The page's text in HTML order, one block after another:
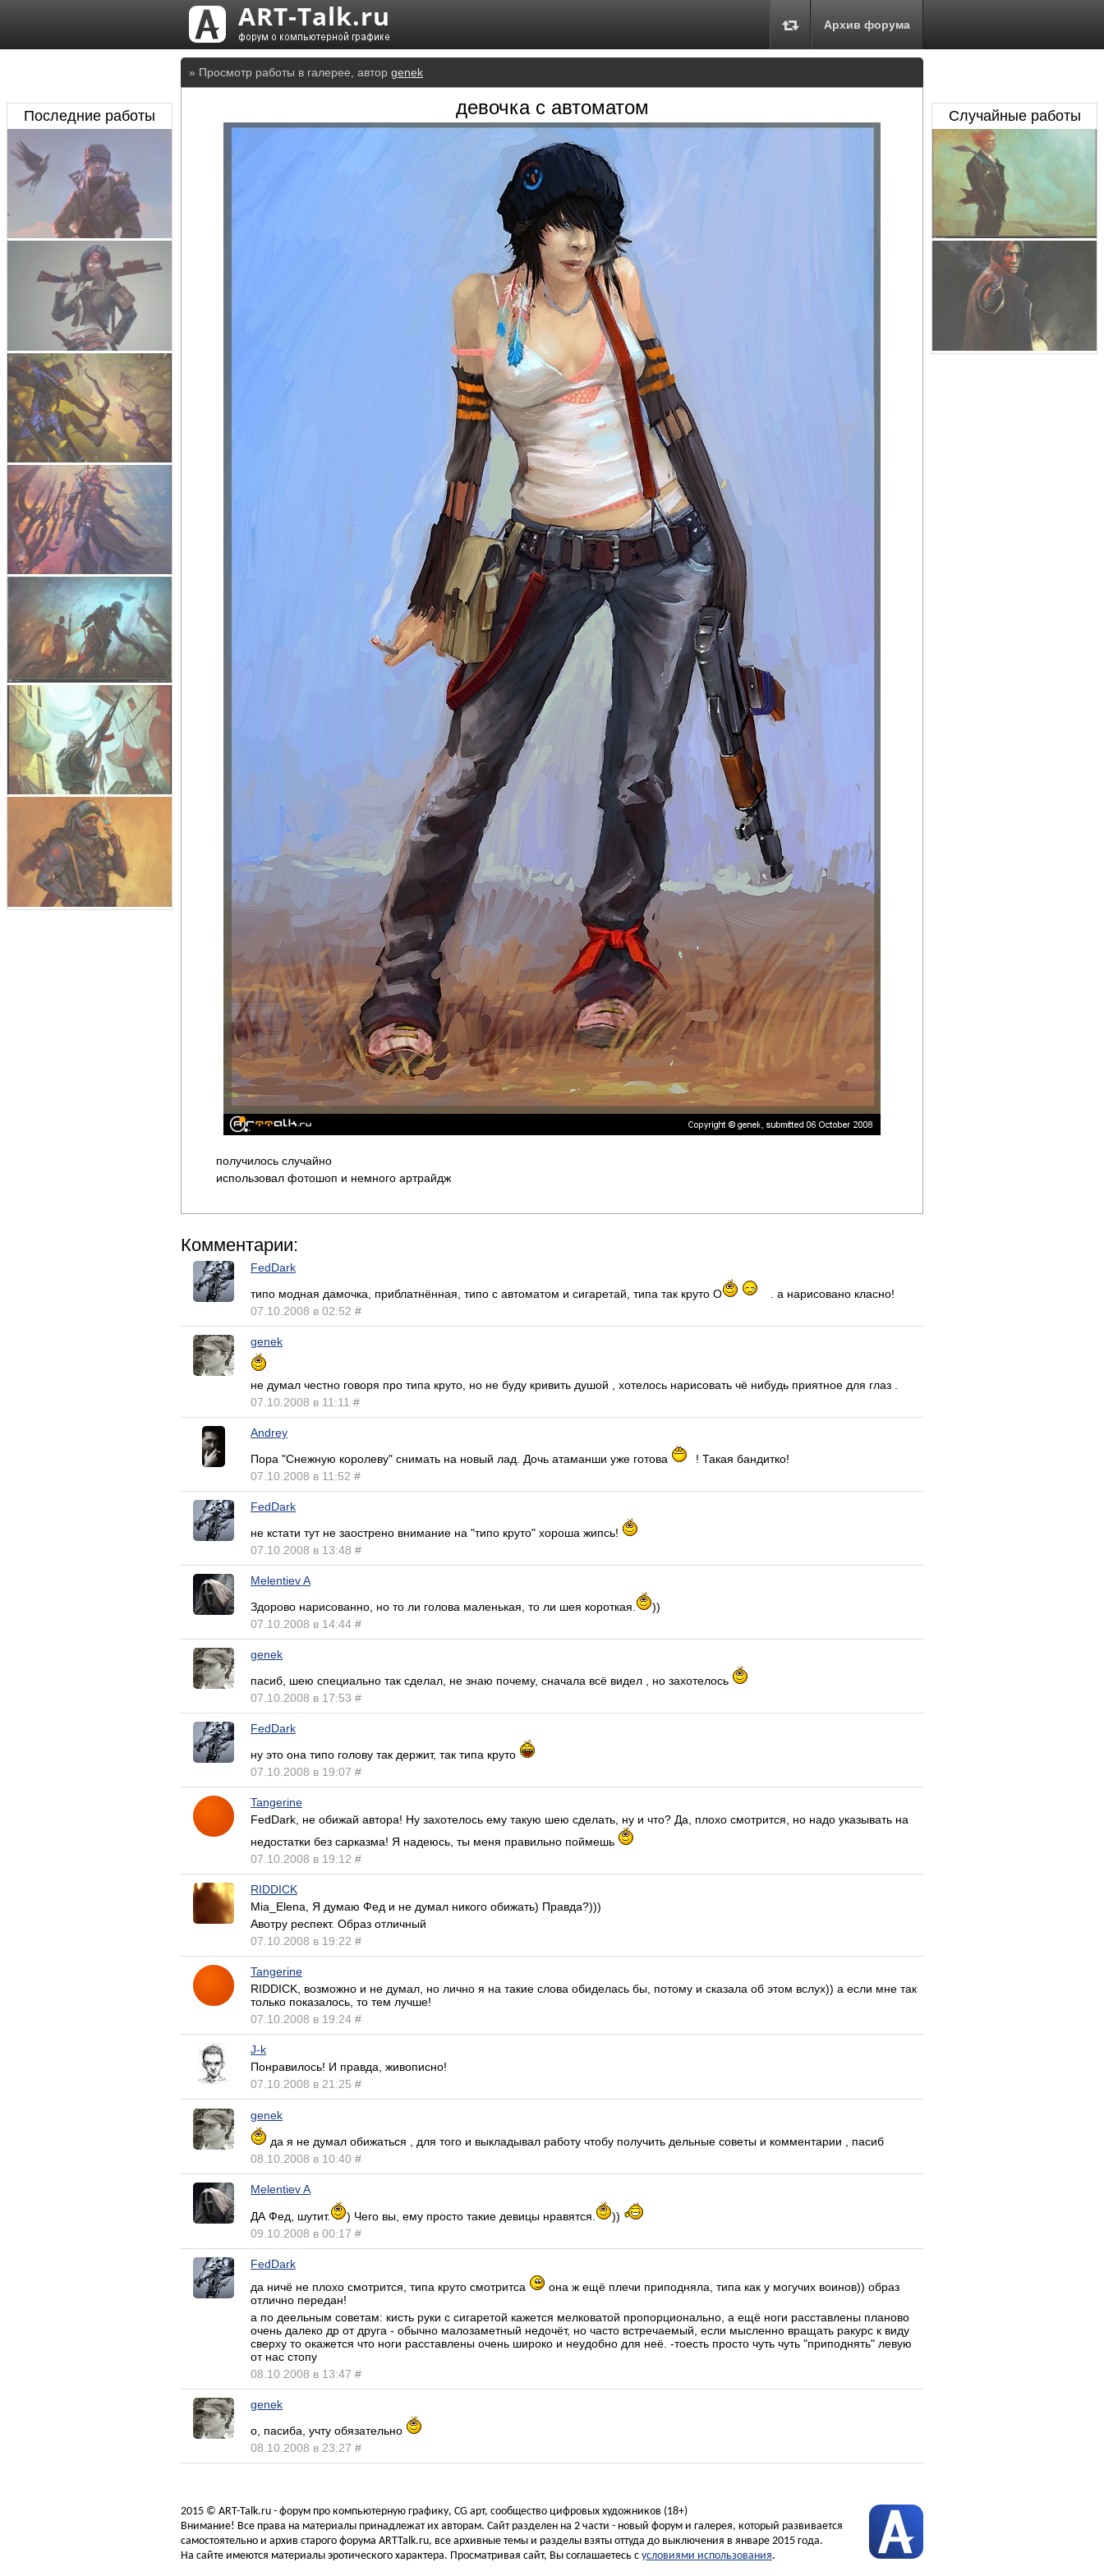
Архив форума
» Просмотр работы в галерее, автор genek
девочка с автоматом
получилось случайно
использовал фотошоп и немного артрайдж
Комментарии:
FedDark
типо модная дамочка, приблатнённая, типо с автоматом и сигаретай, типа так круто O
. а нарисовано класно!
07.10.2008 в 02:52 #
genek
не думал честно говоря про типа круто, но не буду кривить душой , хотелось нарисовать чё нибудь приятное для глаз .
07.10.2008 в 11:11 #
Andrey
Пора "Снежную королеву" снимать на новый лад. Дочь атаманши уже готова
! Такая бандитко!
07.10.2008 в 11:52 #
FedDark
не кстати тут не заострено внимание на "типо круто" хороша жипсь!
07.10.2008 в 13:48 #
Melentiev A
Здорово нарисованно, но то ли голова маленькая, то ли шея короткая.
))
07.10.2008 в 14:44 #
genek
пасиб, шею специально так сделал, не знаю почему, сначала всё видел , но захотелось
07.10.2008 в 17:53 #
FedDark
ну это она типо голову так держит, так типа круто
07.10.2008 в 19:07 #
Tangerine
FedDark, не обижай автора! Ну захотелось ему такую шею сделать, ну и что? Да, плохо смотрится, но надо указывать на
недостатки без сарказма! Я надеюсь, ты меня правильно поймешь
07.10.2008 в 19:12 #
RIDDICK
Mia_Elena, Я думаю Фед и не думал никого обижать) Правда?)))
Авотру респект. Образ отличный
07.10.2008 в 19:22 #
Tangerine
RIDDICK, возможно и не думал, но лично я на такие слова обиделась бы, потому и сказала об этом вслух)) а если мне так
только показалось, то тем лучше!
07.10.2008 в 19:24 #
J-k
Понравилось! И правда, живописно!
07.10.2008 в 21:25 #
genek
да я не думал обижаться , для того и выкладывал работу чтобу получить дельные советы и комментарии , пасиб
08.10.2008 в 10:40 #
Melentiev A
ДА Фед, шутит. ) Чего вы, ему просто такие девицы нравятся.
))
09.10.2008 в 00:17 #
FedDark
да ничё не плохо смотрится, типа круто смотритса
она ж ещё плечи приподняла, типа как у могучих воинов)) образ
отлично передан!
а по деельным советам: кисть руки с сигаретой кажется мелковатой пропорционально, а ещё ноги расставлены планово
очень далеко др от друга - обычно малозаметный недочёт, но часто встречаемый, если мысленно вращать ракурс к виду
сверху то окажется что ноги расставлены очень широко и неудобно для неё. -тоесть просто чуть чуть "приподнять" левую
от нас стопу
08.10.2008 в 13:47 #
genek
о, пасиба, учту обязательно
08.10.2008 в 23:27 #
Последние работы Случайные работы
2015 © ART-Talk.ru - форум про компьютерную графику, CG арт, сообщество цифровых художников (18+)
Внимание! Все права на материалы принадлежат их авторам. Сайт разделен на 2 части - новый форум и галерея, который развивается
самостоятельно и архив старого форума ARTTalk.ru, все архивные темы и разделы взяты оттуда до выключения в январе 2015 года.
На сайте имеются материалы эротического характера. Просматривая сайт, Вы соглашаетесь с условиями использования.